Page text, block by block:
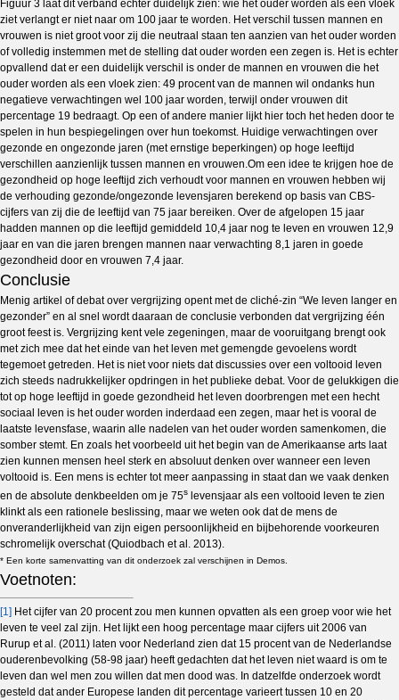
Figuur 3 laat dit verband echter duidelijk zien: wie het ouder worden als een vloek
ziet verlangt er niet naar om 100 jaar te worden. Het verschil tussen mannen en
vrouwen is niet groot voor zij die neutraal staan ten aanzien van het ouder worden
of volledig instemmen met de stelling dat ouder worden een zegen is. Het is echter
opvallend dat er een duidelijk verschil is onder de mannen en vrouwen die het
ouder worden als een vloek zien: 49 procent van de mannen wil ondanks hun
negatieve verwachtingen wel 100 jaar worden, terwijl onder vrouwen dit
percentage 19 bedraagt. Op een of andere manier lijkt hier toch het heden door te
spelen in hun bespiegelingen over hun toekomst. Huidige verwachtingen over
gezonde en ongezonde jaren (met ernstige beperkingen) op hoge leeftijd
verschillen aanzienlijk tussen mannen en vrouwen.Om een idee te krijgen hoe de
gezondheid op hoge leeftijd zich verhoudt voor mannen en vrouwen hebben wij
de verhouding gezonde/ongezonde levensjaren berekend op basis van CBS-
cijfers van zij die de leeftijd van 75 jaar bereiken. Over de afgelopen 15 jaar
hadden mannen op die leeftijd gemiddeld 10,4 jaar nog te leven en vrouwen 12,9
jaar en van die jaren brengen mannen naar verwachting 8,1 jaren in goede
gezondheid door en vrouwen 7,4 jaar.
Conclusie
Menig artikel of debat over vergrijzing opent met de cliché-zin “We leven langer en
gezonder” en al snel wordt daaraan de conclusie verbonden dat vergrijzing één
groot feest is. Vergrijzing kent vele zegeningen, maar de vooruitgang brengt ook
met zich mee dat het einde van het leven met gemengde gevoelens wordt
tegemoet getreden. Het is niet voor niets dat discussies over een voltooid leven
zich steeds nadrukkelijker opdringen in het publieke debat. Voor de gelukkigen die
tot op hoge leeftijd in goede gezondheid het leven doorbrengen met een hecht
sociaal leven is het ouder worden inderdaad een zegen, maar het is vooral de
laatste levensfase, waarin alle nadelen van het ouder worden samenkomen, die
somber stemt. En zoals het voorbeeld uit het begin van de Amerikaanse arts laat
zien kunnen mensen heel sterk en absoluut denken over wanneer een leven
voltooid is. Een mens is echter tot meer aanpassing in staat dan we vaak denken
en de absolute denkbeelden om je 75s levensjaar als een voltooid leven te zien
klinkt als een rationele beslissing, maar we weten ook dat de mens de
onveranderlijkheid van zijn eigen persoonlijkheid en bijbehorende voorkeuren
schromelijk overschat (Quiodbach et al. 2013).
* Een korte samenvatting van dit onderzoek zal verschijnen in Demos.
Voetnoten:
[1] Het cijfer van 20 procent zou men kunnen opvatten als een groep voor wie het
leven te veel zal zijn. Het lijkt een hoog percentage maar cijfers uit 2006 van
Rurup et al. (2011) laten voor Nederland zien dat 15 procent van de Nederlandse
ouderenbevolking (58-98 jaar) heeft gedachten dat het leven niet waard is om te
leven dan wel men zou willen dat men dood was. In datzelfde onderzoek wordt
gesteld dat ander Europese landen dit percentage varieert tussen 10 en 20